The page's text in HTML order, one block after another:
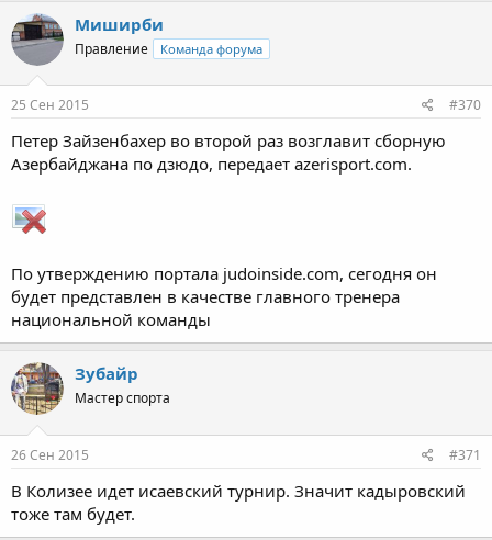
Миширби
Правление Команда форума
25 Сен 2015 #370
Петер Зайзенбахер во второй раз возглавит сборную
Азербайджана по дзюдо, передает azerisport.com.
По утверждению портала judoinside.com, сегодня он
будет представлен в качестве главного тренера
национальной команды
Зубайр
Мастер спорта
26 Сен 2015 #371
В Колизее идет исаевский турнир. Значит кадыровский
тоже там будет.